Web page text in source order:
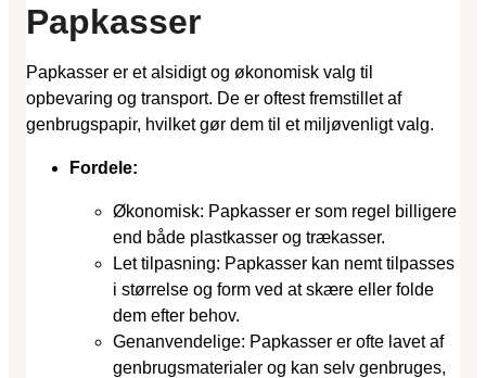
Papkasser
Papkasser er et alsidigt og økonomisk valg til
opbevaring og transport. De er oftest fremstillet af
genbrugspapir, hvilket gør dem til et miljøvenligt valg.
Fordele:
Økonomisk: Papkasser er som regel billigere
end både plastkasser og trækasser.
Let tilpasning: Papkasser kan nemt tilpasses
i størrelse og form ved at skære eller folde
dem efter behov.
Genanvendelige: Papkasser er ofte lavet af
genbrugsmaterialer og kan selv genbruges,